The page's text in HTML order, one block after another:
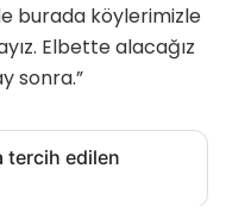
burada köylerimizle
Elbette alacağız
sonra.”
tercih edilen